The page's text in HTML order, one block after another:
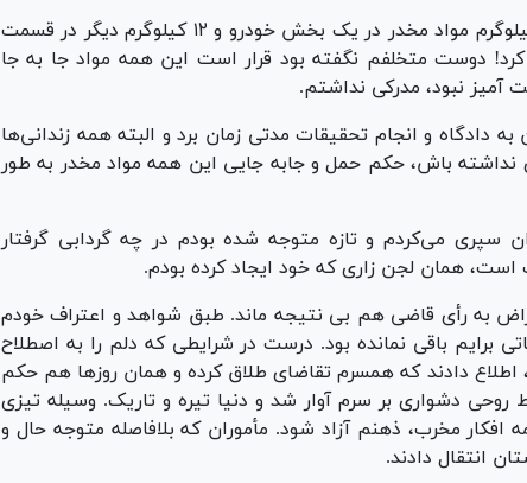
وی عنوان کرد: زمانی که به من گفتند ۲۰ کیلوگرم مواد مخدر در یک بخش خودرو و ۱۲ کیلوگرم دیگر در قسمت
دوست متخلفم نگفته بود قرار است این همه مواد جا به جا
آمیز نبود، مدرکی نداشتم.
به دادگاه و انجام تحقیقات مدتی زمان برد و البته همه زندانی‌ها
نداشته باش، حکم حمل و جابه جایی این همه مواد مخدر به طور
سپری می‌کردم و تازه متوجه شده بودم در چه گردابی گرفتار
همان لجن زاری که خود ایجاد کرده بودم.
به رأی قاضی هم بی نتیجه ماند. طبق شواهد و اعتراف خودم
برایم باقی نمانده بود. درست در شرایطی که دلم را به اصطلاح
دادند که همسرم تقاضای طلاق کرده و همان روز‌ها هم حکم
روحی دشواری بر سرم آوار شد و دنیا تیره و تاریک. وسیله تیزی
مخرب، ذهنم آزاد شود. مأموران که بلافاصله متوجه حال و
انتقال دادند.